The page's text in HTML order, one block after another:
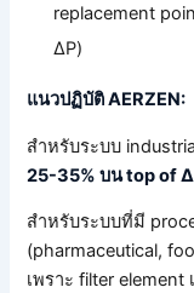
replacement
ΔP)
แนวปฏิบัติ AERZEN:
สำหรับระบบ
25-35% บน top of
สำหรับระบบที่มี
(pharmaceutical,
เพราะ filter